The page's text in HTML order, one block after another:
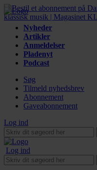
Nyheder
Artikler
Anmeldelser
Pladenyt
Podcast
Søg
Tilmeld nyhedsbrev
Abonnement
Gaveabonnement
Log ind
Log ind